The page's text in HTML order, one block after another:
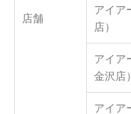
店舗
アイア
店）
アイア
金沢店）
アイア